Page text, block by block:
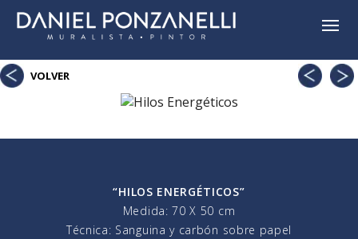
VOLVER Fijación
“HILOS ENERGÉTICOS”
Medida: 70 X 50 cm
Técnica: Sanguina y carbón sobre papel